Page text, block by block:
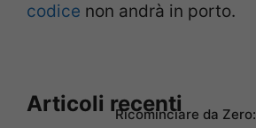
codice non andrà in porto.
Articoli recentiRicominciare da Zero: